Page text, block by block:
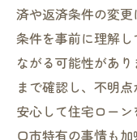
済や返済条件の変
条件を事前に理解
ながる可能性があ
まで確認し、不明
安心して住宅ロー
口市特有の事情も